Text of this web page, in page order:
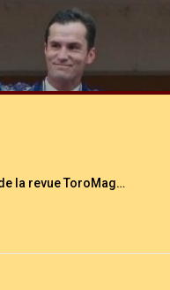
la revue ToroMag…